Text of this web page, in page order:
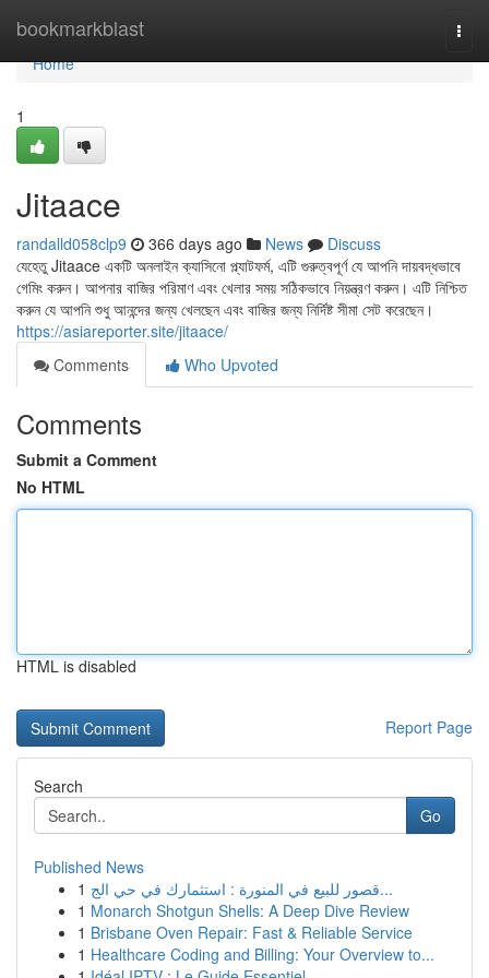
bookmarkblast
Home
Home
1
Jitaace
randalld058clp9 366 days ago News
Discuss
যেহেতু Jitaace একটি অনলাইন ক্যাসিনো প্ল্যাটফর্ম, এটি গুরুত্বপূর্ণ যে আপনি দায়বদ্ধভাবে
গেমিং করুন। আপনার বাজির পরিমাণ এবং খেলার সময় সঠিকভাবে নিয়ন্ত্রণ করুন। এটি নিশ্চিত
করুন যে আপনি শুধু আনন্দের জন্য খেলছেন এবং বাজির জন্য নির্দিষ্ট সীমা সেট করেছেন।
https://asiareporter.site/jitaace/
Comments
Who Upvoted
Comments
Submit a Comment
No HTML
HTML is disabled
Report Page
Search
Go
Published News
1
قصور للبيع في المنورة : استثمارك في حي الج...
1 Monarch Shotgun Shells: A Deep Dive Review
1 Brisbane Oven Repair: Fast & Reliable Service
1 Healthcare Coding and Billing: Your Overview to...